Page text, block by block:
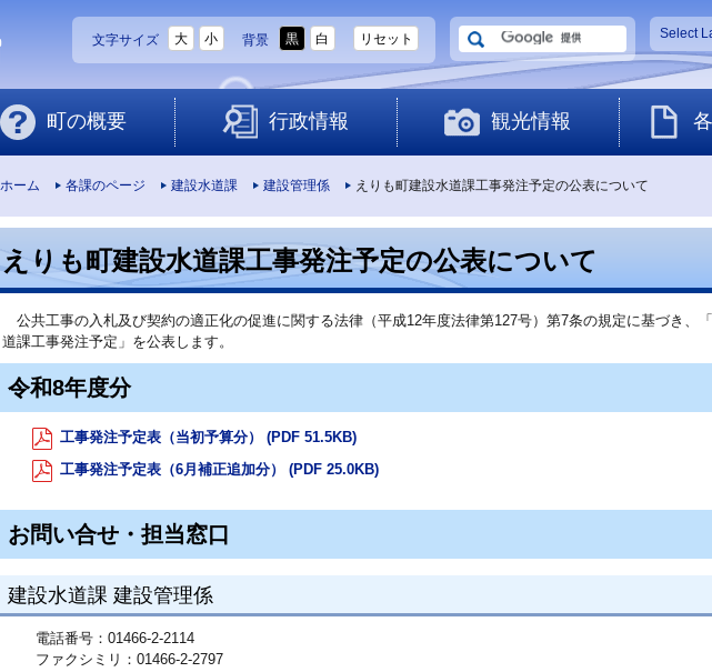
文字サイズ 大 小 背景 黒 白 リセット Select
町の概要 行政情報 観光情報
ホーム 各課のページ 建設水道課 建設管理係 えりも町建設水道課工事発注予定の公表について
えりも町建設水道課工事発注予定の公表について
公共工事の入札及び契約の適正化の促進に関する法律（平成12年度法律第127号）第7条の規定に基づき、
道課工事発注予定」を公表します。
令和8年度分
工事発注予定表（当初予算分） (PDF 51.5KB)
工事発注予定表（6月補正追加分） (PDF 25.0KB)
お問い合せ・担当窓口
建設水道課 建設管理係
電話番号：01466-2-2114
ファクシミリ：01466-2-2797